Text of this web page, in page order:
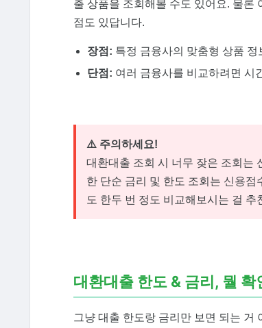
출 상품을 조회해볼 수도 있어요. 물론
점도 있답니다.
장점: 특정 금융사의 맞춤형 상품 정
단점: 여러 금융사를 비교하려면 시
⚠️ 주의하세요!
대환대출 조회 시 너무 잦은 조회는
한 단순 금리 및 한도 조회는 신용
도 한두 번 정도 비교해보시는 걸 추
대환대출 한도 & 금리, 뭘 확
그냥 대출 한도랑 금리만 보면 되는 거